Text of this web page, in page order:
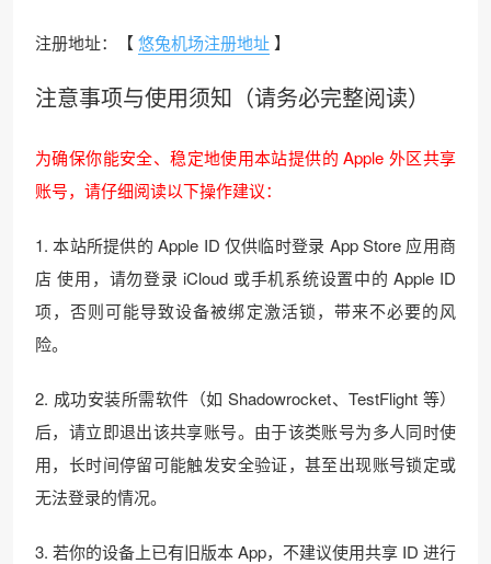
注册地址：【悠兔机场注册地址】
注意事项与使用须知（请务必完整阅读）
为确保你能安全、稳定地使用本站提供的 Apple 外区共享
账号，请仔细阅读以下操作建议：
1. 本站所提供的 Apple ID 仅供临时登录 App Store 应用商
店 使用，请勿登录 iCloud 或手机系统设置中的 Apple ID
项，否则可能导致设备被绑定激活锁，带来不必要的风
险。
2. 成功安装所需软件（如 Shadowrocket、TestFlight 等）
后，请立即退出该共享账号。由于该类账号为多人同时使
用，长时间停留可能触发安全验证，甚至出现账号锁定或
无法登录的情况。
3. 若你的设备上已有旧版本 App，不建议使用共享 ID 进行